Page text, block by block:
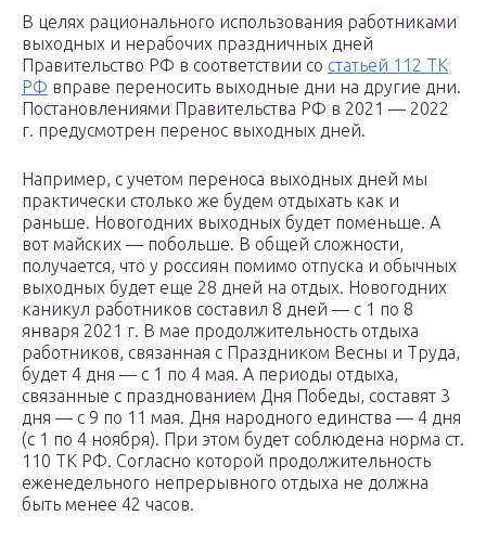
В целях рационального использования работниками
выходных и нерабочих праздничных дней
Правительство РФ в соответствии со статьей 112 ТК
РФ вправе переносить выходные дни на другие дни.
Постановлениями Правительства РФ в 2021 — 2022
г. предусмотрен перенос выходных дней.
Например, с учетом переноса выходных дней мы
практически столько же будем отдыхать как и
раньше. Новогодних выходных будет поменьше. А
вот майских — побольше. В общей сложности,
получается, что у россиян помимо отпуска и обычных
выходных будет еще 28 дней на отдых. Новогодних
каникул работников составил 8 дней — с 1 по 8
января 2021 г. В мае продолжительность отдыха
работников, связанная с Праздником Весны и Труда,
будет 4 дня — с 1 по 4 мая. А периоды отдыха,
связанные с празднованием Дня Победы, составят 3
дня — с 9 по 11 мая. Дня народного единства — 4 дня
(с 1 по 4 ноября). При этом будет соблюдена норма ст.
110 ТК РФ. Согласно которой продолжительность
еженедельного непрерывного отдыха не должна
быть менее 42 часов.